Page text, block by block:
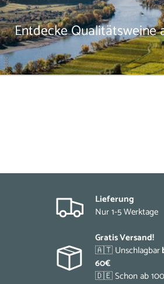
Entdecke Qualitätsweine
Lieferung
Nur 1-5 Werktage
Gratis Versand!
🇦🇹 Unschlagbar
60€
🇩🇪 Schon ab